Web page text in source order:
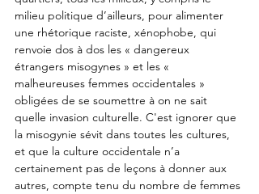
milieu politique d’ailleurs, pour alimenter
une rhétorique raciste, xénophobe, qui
renvoie dos à dos les « dangereux
étrangers misogynes » et les «
malheureuses femmes occidentales »
obligées de se soumettre à on ne sait
quelle invasion culturelle. C'est ignorer que
la misogynie sévit dans toutes les cultures,
et que la culture occidentale n’a
certainement pas de leçons à donner aux
autres, compte tenu du nombre de femmes